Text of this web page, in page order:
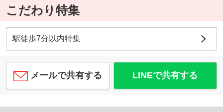
こだわり特集
駅徒歩7分以内特集
メールで共有する LINEで共有する